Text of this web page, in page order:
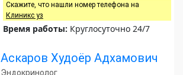
Скажите, что нашли номер телефона на
Клиникс уз
Время работы: Круглосуточно 24/7
Аскаров Худоёр Адхамович
Эндокринолог